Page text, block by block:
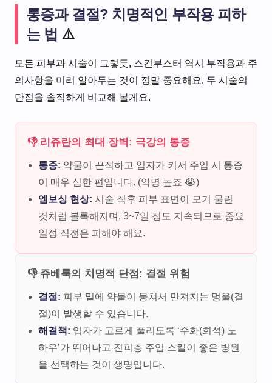
통증과 결절? 치명적인 부작용 피하
는 법 ⚠️
모든 피부과 시술이 그렇듯, 스킨부스터 역시 부작용과 주
의사항을 미리 알아두는 것이 정말 중요해요. 두 시술의
단점을 솔직하게 비교해 볼게요.
👎 리쥬란의 최대 장벽: 극강의 통증
통증: 약물이 끈적하고 입자가 커서 주입 시 통증
이 매우 심한 편입니다. (악명 높죠 😭)
엠보싱 현상: 시술 직후 피부 표면이 모기 물린
것처럼 볼록해지며, 3~7일 정도 지속되므로 중요
일정 직전은 피해야 해요.
👎 쥬베룩의 치명적 단점: 결절 위험
결절: 피부 밑에 약물이 뭉쳐서 만져지는 멍울(결
절)이 발생할 수 있습니다.
해결책: 입자가 고르게 풀리도록 ‘수화(희석) 노
하우’가 뛰어나고 진피층 주입 스킬이 좋은 병원
을 선택하는 것이 생명입니다.